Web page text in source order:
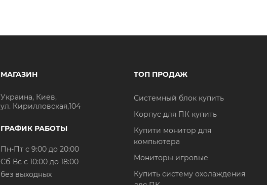
МАГАЗИН
Украина, Киев,
ул. Кирилловская,104
ГРАФИК РАБОТЫ
Пн-Пт с 9:00 до 20:00
Cб-Вс с 10:00 до 18:00
без выходных
ТОП ПРОДАЖ
Системный блок купить
Корпус для ПК купить
Купити монитор для
компьютера
Мониторы игровые
Купить систему охолаждения